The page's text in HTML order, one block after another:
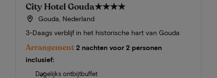
City Hotel Gouda★★★★
Gouda, Nederland
3-Daags verblijf in het historische hart van Gouda
Arrangement 2 nachten voor 2 personen
inclusief:
Dagelijks ontbijtbuffet